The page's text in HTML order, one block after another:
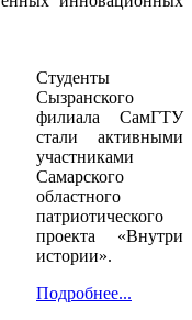
Студенты
Сызранского
филиала СамГТУ
стали активными
участниками
Самарского
областного
патриотического
проекта «Внутри
истории».
Подробнее...